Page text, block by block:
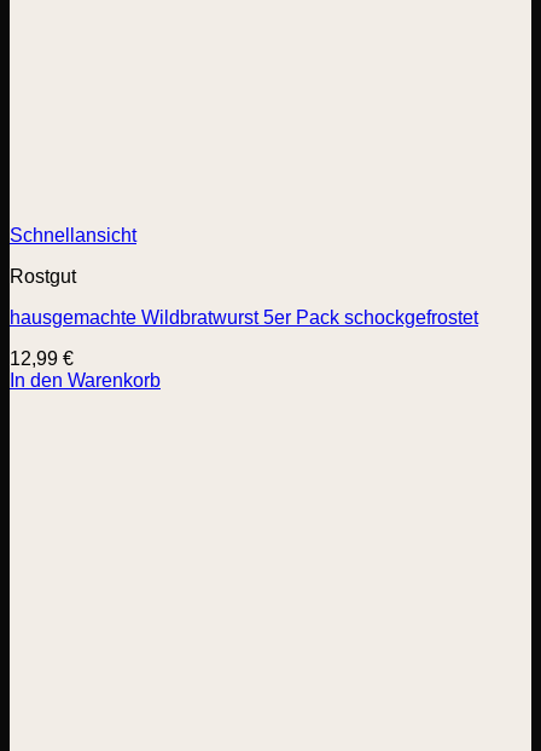
Schnellansicht
Rostgut
hausgemachte Wildbratwurst 5er Pack schockgefrostet
12,99 €
In den Warenkorb